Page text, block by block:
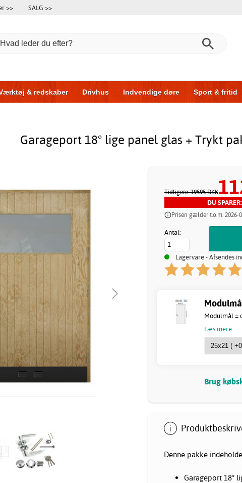
>> SALG >>
& redskaber Drivhus Indvendige døre Sport & fritid
Garageport 18° lige panel glas + Trykt
Tidligere: 19595 DKK
DU
Prisen gælder t.o.m. 2026-
Antal:
Lagervare - Afsendes
Modulmål =
Læs mere
Brug
Denne pakke
Garageport 18°